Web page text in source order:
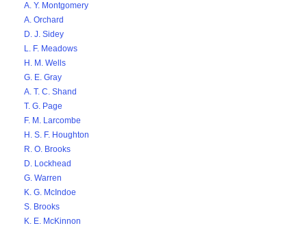
A. Y. Montgomery
A. Orchard
D. J. Sidey
L. F. Meadows
H. M. Wells
G. E. Gray
A. T. C. Shand
T. G. Page
F. M. Larcombe
H. S. F. Houghton
R. O. Brooks
D. Lockhead
G. Warren
K. G. McIndoe
S. Brooks
K. E. McKinnon